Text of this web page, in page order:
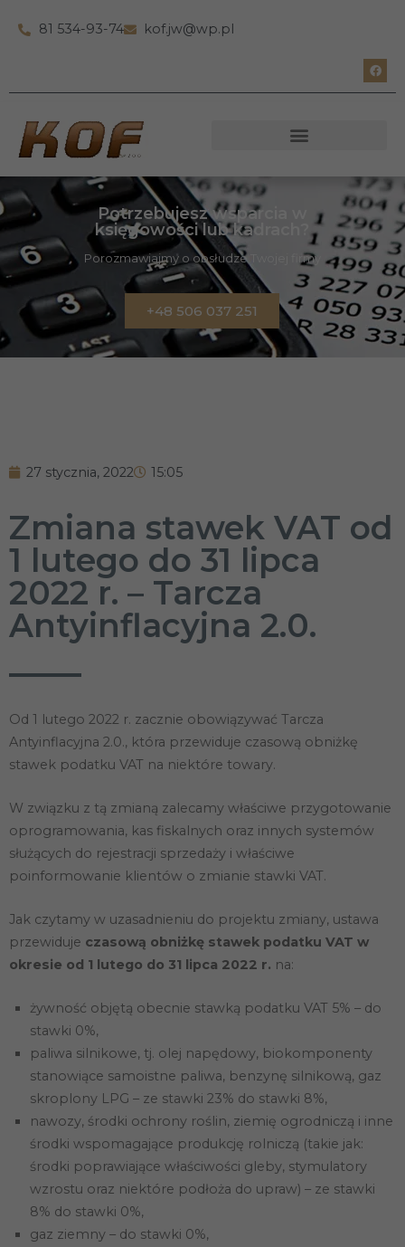
81 534-93-74 kof.jw@wp.pl
Potrzebujesz wsparcia w
księgowości lub kadrach?
Porozmawiajmy o obsłudze Twojej firmy
+48 506 037 251
27 stycznia, 2022 15:05
Zmiana stawek VAT od
1 lutego do 31 lipca
2022 r. – Tarcza
Antyinflacyjna 2.0.
Od 1 lutego 2022 r. zacznie obowiązywać Tarcza
Antyinflacyjna 2.0., która przewiduje czasową obniżkę
stawek podatku VAT na niektóre towary.
W związku z tą zmianą zalecamy właściwe przygotowanie
oprogramowania, kas fiskalnych oraz innych systemów
służących do rejestracji sprzedaży i właściwe
poinformowanie klientów o zmianie stawki VAT.
Jak czytamy w uzasadnieniu do projektu zmiany, ustawa
przewiduje czasową obniżkę stawek podatku VAT w
okresie od 1 lutego do 31 lipca 2022 r. na:
żywność objętą obecnie stawką podatku VAT 5% – do
stawki 0%,
paliwa silnikowe, tj. olej napędowy, biokomponenty
stanowiące samoistne paliwa, benzynę silnikową, gaz
skroplony LPG – ze stawki 23% do stawki 8%,
nawozy, środki ochrony roślin, ziemię ogrodniczą i inne
środki wspomagające produkcję rolniczą (takie jak:
środki poprawiające właściwości gleby, stymulatory
wzrostu oraz niektóre podłoża do upraw) – ze stawki
8% do stawki 0%,
gaz ziemny – do stawki 0%,